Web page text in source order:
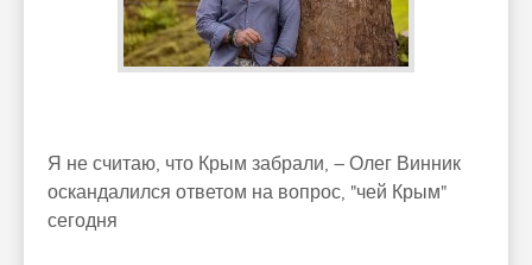
Я не считаю, что Крым забрали, – Олег Винник
оскандалился ответом на вопрос, "чей Крым"
сегодня